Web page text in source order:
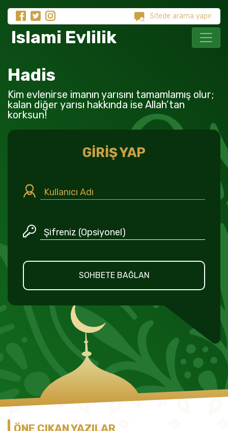
Islami Evlilik
Hadis
Kim evlenirse imanın yarısını tamamlamış olur;
kalan diğer yarısı hakkında ise Allah’tan
korksun!
GİRİŞ YAP
SOHBETE BAĞLAN
ÖNE ÇIKAN YAZILAR